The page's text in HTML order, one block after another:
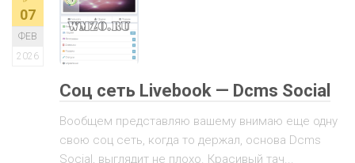
07
ФЕВ
2026
Соц сеть Livebook — Dcms Social
Вообщем представляю вашему внимаю еще одну
свою соц сеть, когда то держал, основа Dcms
Social, выглядит не плохо. Красивый тач...